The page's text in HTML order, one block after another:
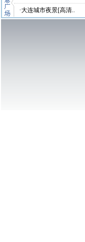
·大连城市夜景[高清..